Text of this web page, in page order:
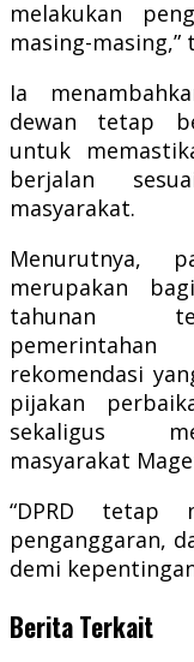
melakukan
masing-masing,”
Ia
dewan tetap
untuk
berjalan
masyarakat.
Menurutnya,
merupakan
tahunan
rekomendasi
pijakan
sekaligus
masyarakat
“DPRD tetap
penganggaran,
demi
Berita Terkait